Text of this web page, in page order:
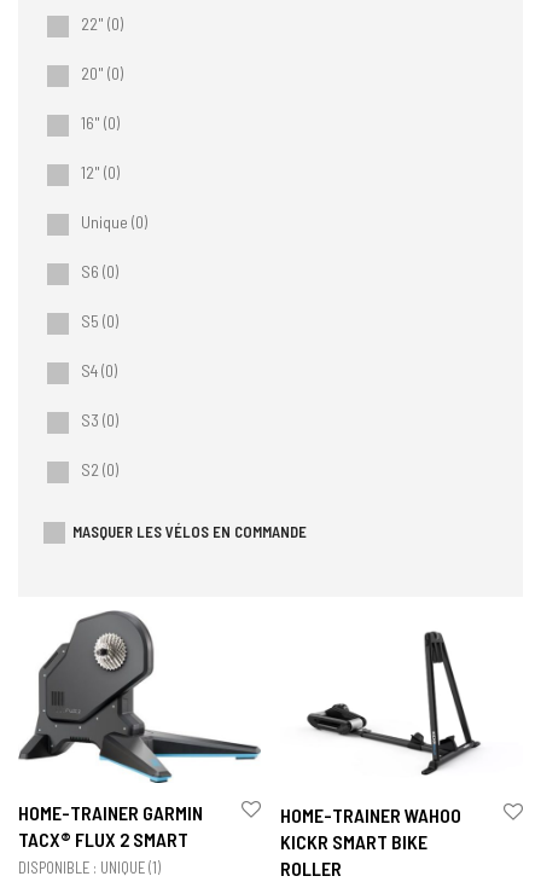
22" (0)
20" (0)
16" (0)
12" (0)
Unique (0)
S6 (0)
S5 (0)
S4(0)
S3 (0)
S2 (0)
MASQUER LES VÉLOS EN COMMANDE
HOME-TRAINER GARMIN
TACX® FLUX 2 SMART
DISPONIBLE : UNIQUE (1)
HOME-TRAINER WAHOO
KICKR SMART BIKE
ROLLER